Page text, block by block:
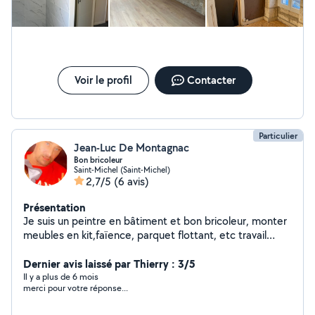
Voir le profil Contacter
Particulier
Jean-Luc De Montagnac
Bon bricoleur
Saint-Michel (Saint-Michel)
2,7/5 (6 avis)
Présentation
Je suis un peintre en bâtiment et bon bricoleur, monter
meubles en kit,faïence, parquet flottant, etc travail
Dernier avis laissé par Thierry : 3/5
Il y a plus de 6 mois
merci pour votre réponse...